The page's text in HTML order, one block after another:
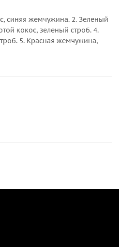
синяя жемчужина. 2. Зеленый
кокос, зеленый строб. 4.
5. Красная жемчужина,